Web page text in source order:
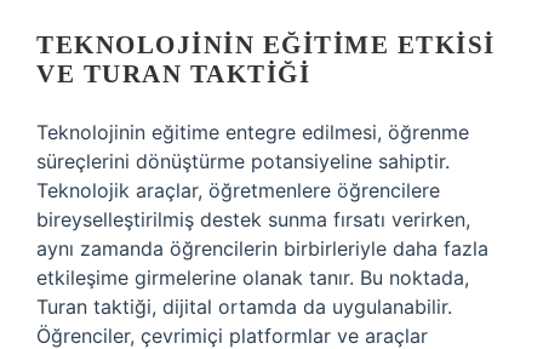
TEKNOLOJININ EĞITIME ETKISI
VE TURAN TAKTIĞI
Teknolojinin eğitime entegre edilmesi, öğrenme
süreçlerini dönüştürme potansiyeline sahiptir.
Teknolojik araçlar, öğretmenlere öğrencilere
bireyselleştirilmiş destek sunma fırsatı verirken,
aynı zamanda öğrencilerin birbirleriyle daha fazla
etkileşime girmelerine olanak tanır. Bu noktada,
Turan taktiği, dijital ortamda da uygulanabilir.
Öğrenciler, çevrimiçi platformlar ve araçlar